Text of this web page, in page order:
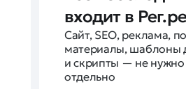
входит в
Сайт, SEO, реклама,
материалы, шаблоны
и скрипты — не нужно
отдельно